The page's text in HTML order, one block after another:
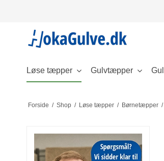
Løse tæpper Gulvtæpper
Forside / Shop / Løse tæpper / Børnetæpper /